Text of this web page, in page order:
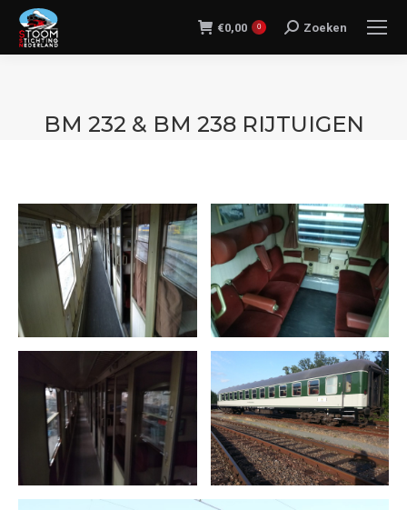
€0,00 0 Search:
Zoeken
BM 232 & BM 238 RIJTUIGEN